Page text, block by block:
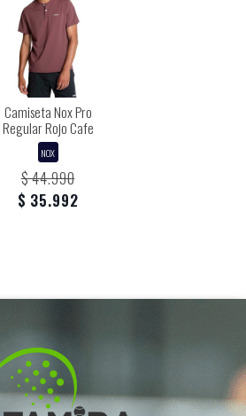
Camiseta Nox Pro
Regular Rojo Cafe
NOX
$ 44.990
$ 35.992